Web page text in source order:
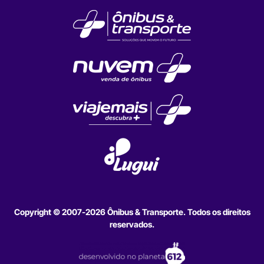
Copyright © 2007-2026 Ônibus & Transporte. Todos os direitos
reservados.